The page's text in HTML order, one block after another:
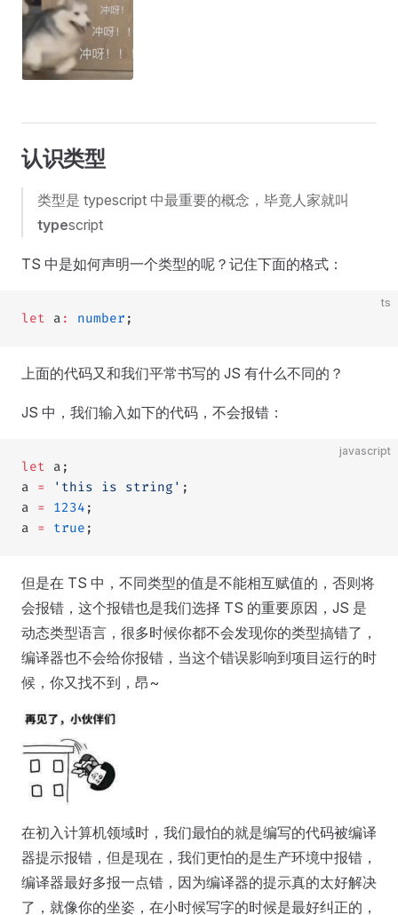
认识类型
类型是 typescript 中最重要的概念，毕竟人家就叫
typescript
TS 中是如何声明一个类型的呢？记住下面的格式：
ts
let a : number ;
上面的代码又和我们平常书写的 JS 有什么不同的？
JS 中，我们输入如下的代码，不会报错：
javascript
let a;
a = 'this is string' ;
a = 1234 ;
a = true ;
但是在 TS 中，不同类型的值是不能相互赋值的，否则将
会报错，这个报错也是我们选择 TS 的重要原因，JS 是
动态类型语言，很多时候你都不会发现你的类型搞错了，
编译器也不会给你报错，当这个错误影响到项目运行的时
候，你又找不到，昂~
在初入计算机领域时，我们最怕的就是编写的代码被编译
器提示报错，但是现在，我们更怕的是生产环境中报错，
编译器最好多报一点错，因为编译器的提示真的太好解决
了，就像你的坐姿，在小时候写字的时候是最好纠正的，